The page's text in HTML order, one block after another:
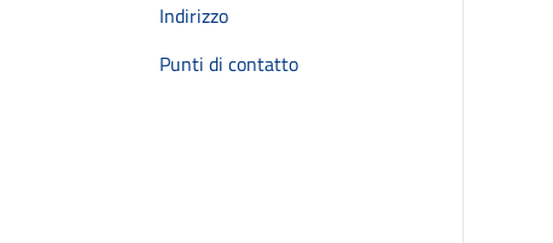
Indirizzo
Punti di contatto